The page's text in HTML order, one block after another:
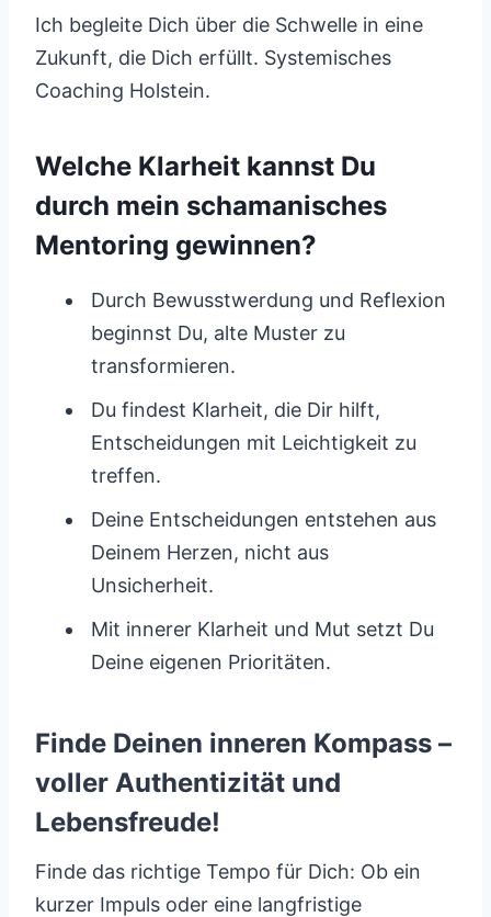
Ich begleite Dich über die Schwelle in eine
Zukunft, die Dich erfüllt. Systemisches
Coaching Holstein.
Welche Klarheit kannst Du
durch mein schamanisches
Mentoring gewinnen?
Durch Bewusstwerdung und Reflexion
beginnst Du, alte Muster zu
transformieren.
Du findest Klarheit, die Dir hilft,
Entscheidungen mit Leichtigkeit zu
treffen.
Deine Entscheidungen entstehen aus
Deinem Herzen, nicht aus
Unsicherheit.
Mit innerer Klarheit und Mut setzt Du
Deine eigenen Prioritäten.
Finde Deinen inneren Kompass –
voller Authentizität und
Lebensfreude!
Finde das richtige Tempo für Dich: Ob ein
kurzer Impuls oder eine langfristige